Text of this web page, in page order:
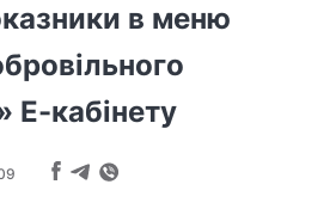
в меню
Е-кабінету